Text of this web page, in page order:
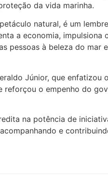
da vida marinha.
natural, é um
a economia,
pessoas à beleza do
Júnior, que
reforçou o empenho do
na potência de
e